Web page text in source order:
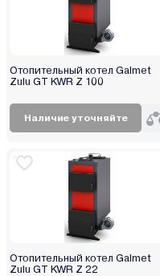
Отопительный котел Galmet
Zulu GT KWR Z 100
Наличие уточняйте
Отопительный котел Galmet
Zulu GT KWR Z 22